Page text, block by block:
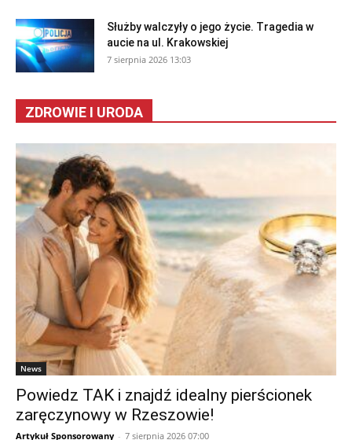
Służby walczyły o jego życie. Tragedia w
aucie na ul. Krakowskiej
7 sierpnia 2026 13:03
ZDROWIE I URODA
News
Powiedz TAK i znajdź idealny pierścionek
zaręczynowy w Rzeszowie!
Artykuł Sponsorowany - 7 sierpnia 2026 07:00